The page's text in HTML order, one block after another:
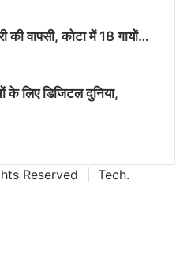
की वापसी, कोटा में 18 गायों…
लिए डिजिटल दुनिया,
Reserved | Tech.